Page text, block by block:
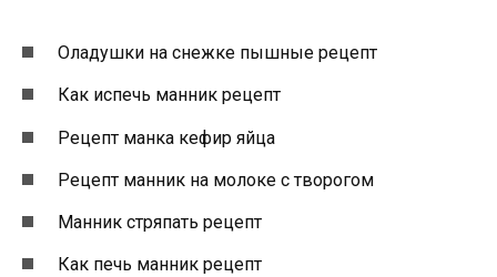
Оладушки на снежке пышные рецепт
Как испечь манник рецепт
Рецепт манка кефир яйца
Рецепт манник на молоке с творогом
Манник стряпать рецепт
Как печь манник рецепт